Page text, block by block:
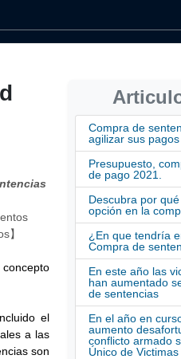
concepto
el
a las
son
Compra de
agilizar sus pagos
Presupuesto,
de pago 2021.
Descubra por
opción en la
¿En que tendría
Compra de
En este año las
han aumentado
de sentencias
En el año en
aumento
conflicto armado
Único de